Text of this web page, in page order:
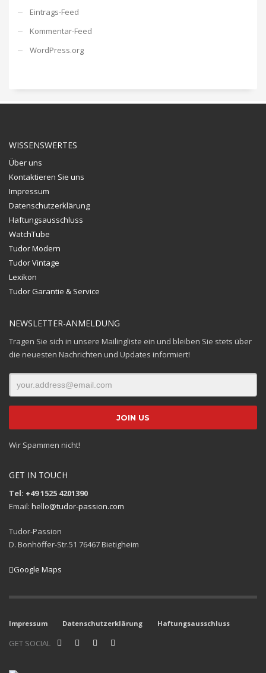
Eintrags-Feed
Kommentar-Feed
WordPress.org
WISSENSWERTES
Über uns
Kontaktieren Sie uns
Impressum
Datenschutzerklärung
Haftungsausschluss
WatchTube
Tudor Modern
Tudor Vintage
Lexikon
Tudor Garantie & Service
NEWSLETTER-ANMELDUNG
Tragen Sie sich in unsere Mailingliste ein und bleiben Sie stets über
die neuesten Nachrichten und Updates informiert!
Wir Spammen nicht!
GET IN TOUCH
Tel: +49 1525 4201390
Email: hello@tudor-passion.com
Tudor-Passion
D. Bonhöffer-Str.51 76467 Bietigheim
Google Maps
Impressum Datenschutzerklärung Haftungsausschluss
GET SOCIAL